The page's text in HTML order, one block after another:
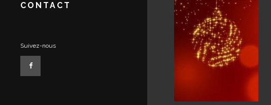
CONTACT
Suivez-nous